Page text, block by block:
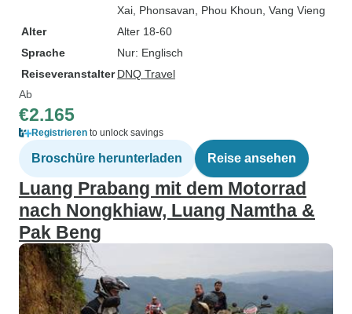
Xai , Phonsavan , Phou Khoun , Vang Vieng
Alter
Alter 18-60
Sprache
Nur: Englisch
Reiseveranstalter DNQ Travel
Ab
€2.165
Registrieren to unlock savings
Broschüre herunterladen Reise ansehen
Luang Prabang mit dem Motorrad
nach Nongkhiaw, Luang Namtha &
Pak Beng